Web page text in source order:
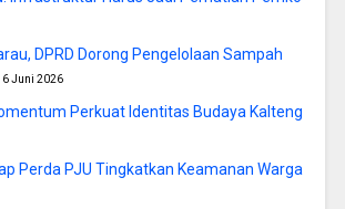
DPRD Dorong Pengelolaan Sampah
6 Juni 2026
Perkuat Identitas Budaya Kalteng
Perda PJU Tingkatkan Keamanan Warga